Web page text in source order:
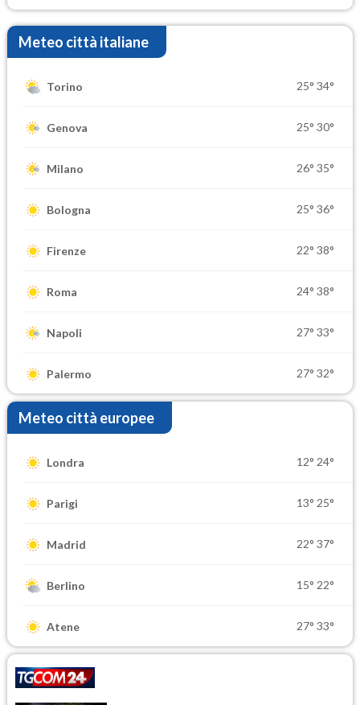
Meteo città italiane
Torino 25° 34°
Genova 25° 30°
Milano 26° 35°
Bologna 25° 36°
Firenze 22° 38°
Roma 24° 38°
Napoli 27° 33°
Palermo 27° 32°
Meteo città europee
Londra 12° 24°
Parigi 13° 25°
Madrid 22° 37°
Berlino 15° 22°
Atene 27° 33°